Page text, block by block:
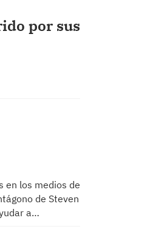
por sus
en los medios de
de Steven
a…